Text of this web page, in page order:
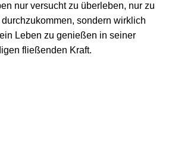
nur versucht zu überleben, nur zu
sondern wirklich
Leben zu genießen in seiner
fließenden Kraft.